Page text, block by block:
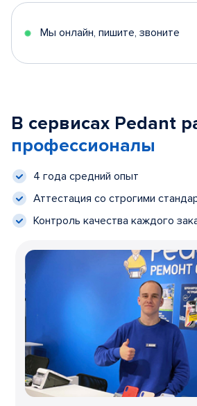
Мы онлайн, пишите, звоните
В сервисах Pedant
профессионалы
4 года средний опыт
Аттестация со строгими
Контроль качества каждого